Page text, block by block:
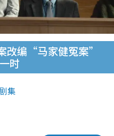
改编“马家健冤案”
时
集